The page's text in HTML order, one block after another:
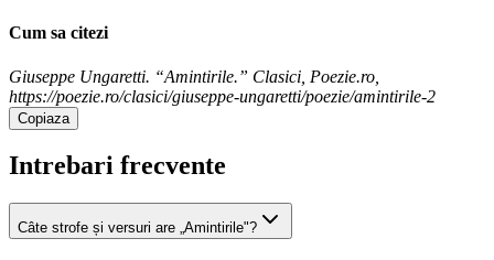
Cum sa citezi
Giuseppe Ungaretti. “Amintirile.” Clasici, Poezie.ro,
https://poezie.ro/clasici/giuseppe-ungaretti/poezie/amintirile-2
Copiaza
Intrebari frecvente
Câte strofe și versuri are „Amintirile"?